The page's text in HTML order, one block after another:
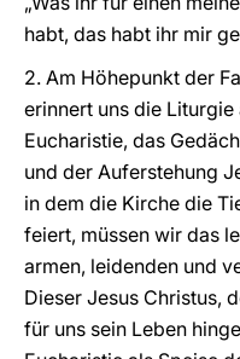
habt, das habt ihr mir
2. Am Höhepunkt der
erinnert uns die
Eucharistie, das
und der Auferstehung
in dem die Kirche die
feiert, müssen wir das
armen, leidenden und
Dieser Jesus Christus,
für uns sein Leben